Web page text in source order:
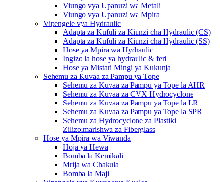
Viungo vya Upanuzi wa Metali
Viungo vya Upanuzi wa Mpira
Vipengele vya Hydraulic
Adapta za Kufuli za Kiunzi cha Hydraulic (CS)
Adapta za Kufuli za Kiunzi cha Hydraulic (SS)
Hose ya Mpira wa Hydraulic
Ingizo la hose ya hydraulic & feri
Hose ya Mistari Mingi ya Kukunja
Sehemu za Kuvaa za Pampu ya Tope
Sehemu za Kuvaa za Pampu ya Tope la AHR
Sehemu za Kuvaa za CVX Hydrocyclone
Sehemu za Kuvaa za Pampu ya Tope la LR
Sehemu za Kuvaa za Pampu ya Tope la SPR
Sehemu za Hydrocyclone za Plastiki
Zilizoimarishwa za Fiberglass
Hose ya Mpira wa Viwanda
Hoja ya Hewa
Bomba la Kemikali
Mrija wa Chakula
Bomba la Maji